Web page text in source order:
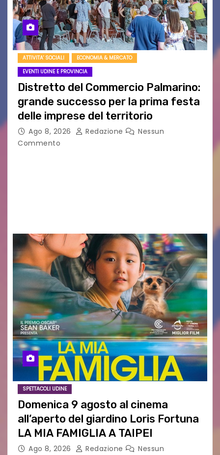
ATTIVITA' SOCIALI
ECONOMIA & MERCATO
EVENTI UDINE E PROVINCIA
Distretto del Commercio Palmarino:
grande successo per la prima festa
delle imprese del territorio
Ago 8, 2026 Redazione
Nessun
Commento
SPETTACOLI UDINE
Domenica 9 agosto al cinema
all’aperto del giardino Loris Fortuna
LA MIA FAMIGLIA A TAIPEI
Ago 8, 2026 Redazione
Nessun